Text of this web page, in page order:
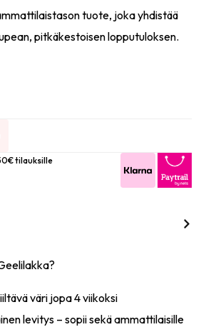
tuote, joka yhdistää
pitkäkestoisen lopputuloksen.
tilauksille
väri jopa 4 viikoksi
levitys – sopii sekä ammattilaisille